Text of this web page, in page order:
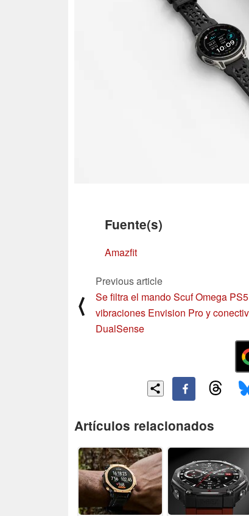
Fuente(s)
Amazfit
⟨
Previous article
Se filtra el mando Scuf Omega
vibraciones Envision Pro y
DualSense
Artículos relacionados